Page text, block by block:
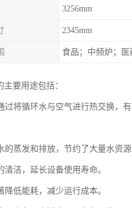
3256mm
2345mm
要用途包括：
将循环水与空气进行热交换，
蒸发和排放，节约了大量水资源
洁，延长设备使用寿命。
低能耗，减少运行成本。